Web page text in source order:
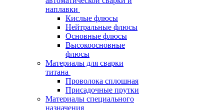
наплавки
Кислые флюсы
Нейтральные флюсы
Основные флюсы
Высокоосновные
флюсы
Материалы для сварки
титана
Проволока сплошная
Присадочные прутки
Материалы специального
назначения